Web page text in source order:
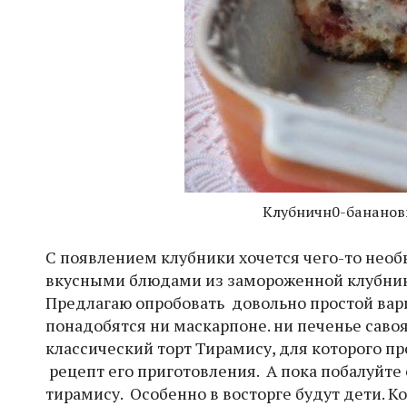
Клубничн0-
С появлением клубники хочется чего-то
вкусными блюдами из замороженной
Предлагаю опробовать довольно простой
понадобятся ни маскарпоне. ни печенье
классический торт Тирамису, для которого
рецепт его приготовления. А пока
тирамису. Особенно в восторге будут дети.